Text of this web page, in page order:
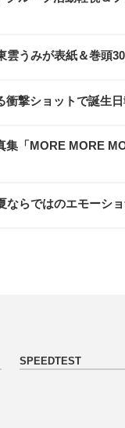
雲うみが表紙＆巻頭
衝撃ショットで誕生
集「MORE MORE
ならではのエモーシ
SPEEDTEST